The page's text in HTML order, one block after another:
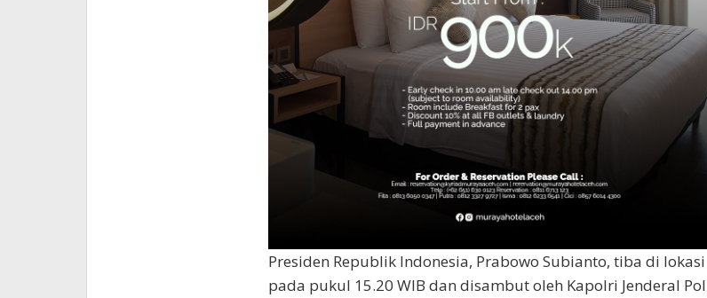
Presiden Republik Indonesia, Prabowo Subianto, tiba di lokasi
pada pukul 15.20 WIB dan disambut oleh Kapolri Jenderal Pol